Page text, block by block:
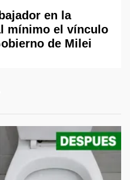
en la
mínimo el vínculo
de Milei